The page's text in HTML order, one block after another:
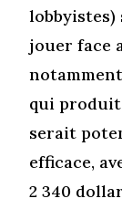
jouer face
qui
serait
efficace,
2 340